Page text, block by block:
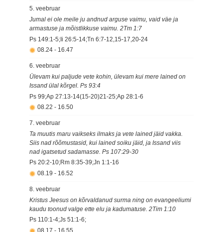
5. veebruar
Jumal ei ole meile ju andnud arguse vaimu, vaid väe ja
armastuse ja mõistlikkuse vaimu. 2Tm 1:7
Ps 149:1-5;Ii 26:5-14;Tn 6:7-12,15-17,20-24
08.24 - 16.47
6. veebruar
Ülevam kui paljude vete kohin, ülevam kui mere lained on
Issand ülal kõrgel. Ps 93:4
Ps 99;Ap 27:13-14(15-20)21-25;Ap 28:1-6
08.22 - 16.50
7. veebruar
Ta muutis maru vaikseks ilmaks ja vete lained jäid vakka.
Siis nad rõõmustasid, kui lained soiku jäid, ja Issand viis
nad igatsetud sadamasse. Ps 107:29-30
Ps 20:2-10;Rm 8:35-39;Jn 1:1-16
08.19 - 16.52
8. veebruar
Kristus Jeesus on kõrvaldanud surma ning on evangeeliumi
kaudu toonud valge ette elu ja kadumatuse. 2Tim 1:10
Ps 110:1-4;Js 51:1-6;
08.17 - 16.55